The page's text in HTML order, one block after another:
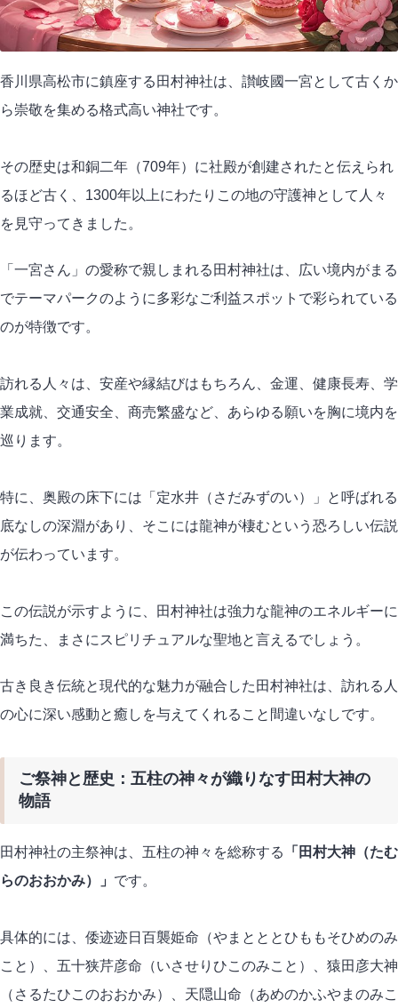
香川県高松市に鎮座する田村神社は、讃岐國一宮として古くか
ら崇敬を集める格式高い神社です。
その歴史は和銅二年（709年）に社殿が創建されたと伝えられ
るほど古く、1300年以上にわたりこの地の守護神として人々
を見守ってきました。
「一宮さん」の愛称で親しまれる田村神社は、広い境内がまる
でテーマパークのように多彩なご利益スポットで彩られている
のが特徴です。
訪れる人々は、安産や縁結びはもちろん、金運、健康長寿、学
業成就、交通安全、商売繁盛など、あらゆる願いを胸に境内を
巡ります。
特に、奥殿の床下には「定水井（さだみずのい）」と呼ばれる
底なしの深淵があり、そこには龍神が棲むという恐ろしい伝説
が伝わっています。
この伝説が示すように、田村神社は強力な龍神のエネルギーに
満ちた、まさにスピリチュアルな聖地と言えるでしょう。
古き良き伝統と現代的な魅力が融合した田村神社は、訪れる人
の心に深い感動と癒しを与えてくれること間違いなしです。
ご祭神と歴史：五柱の神々が織りなす田村大神の
物語
田村神社の主祭神は、五柱の神々を総称する
「田村大神（たむ
らのおおかみ）」 です。
具体的には、倭迹迹日百襲姫命（やまとととひももそひめのみ
こと）、五十狭芹彦命（いさせりひこのみこと）、猿田彦大神
（さるたひこのおおかみ）、天隠山命（あめのかふやまのみこ